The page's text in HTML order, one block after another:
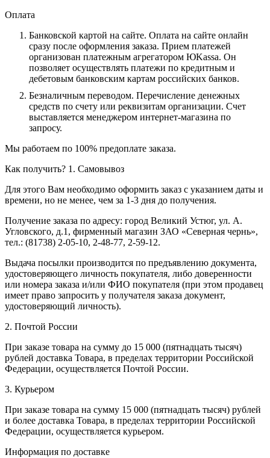
Оплата
Банковской картой на сайте. Оплата на сайте онлайн
сразу после оформления заказа. Прием платежей
организован платежным агрегатором ЮKassa. Он
позволяет осуществлять платежи по кредитным и
дебетовым банковским картам российских банков.
Безналичным переводом. Перечисление денежных
средств по счету или реквизитам организации. Счет
выставляется менеджером интернет-магазина по
запросу.
Мы работаем по 100% предоплате заказа.
Как получить? 1. Самовывоз
Для этого Вам необходимо оформить заказ с указанием даты и
времени, но не менее, чем за 1-3 дня до получения.
Получение заказа по адресу: город Великий Устюг, ул. А.
Угловского, д.1, фирменный магазин ЗАО «Северная чернь»,
тел.: (81738) 2-05-10, 2-48-77, 2-59-12.
Выдача посылки производится по предъявлению документа,
удостоверяющего личность покупателя, либо доверенности
или номера заказа и/или ФИО покупателя (при этом продавец
имеет право запросить у получателя заказа документ,
удостоверяющий личность).
2. Почтой России
При заказе товара на сумму до 15 000 (пятнадцать тысяч)
рублей доставка Товара, в пределах территории Российской
Федерации, осуществляется Почтой России.
3. Курьером
При заказе товара на сумму 15 000 (пятнадцать тысяч) рублей
и более доставка Товара, в пределах территории Российской
Федерации, осуществляется курьером.
Информация по доставке